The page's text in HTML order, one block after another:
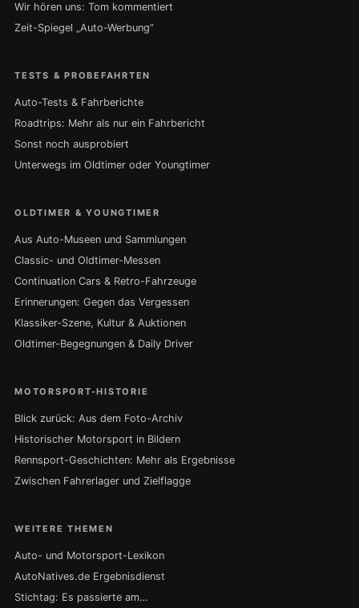
Wir hören uns: Tom kommentiert
Zeit-Spiegel „Auto-Werbung“
TESTS & PROBEFAHRTEN
Auto-Tests & Fahrberichte
Roadtrips: Mehr als nur ein Fahrbericht
Sonst noch ausprobiert
Unterwegs im Oldtimer oder Youngtimer
OLDTIMER & YOUNGTIMER
Aus Auto-Museen und Sammlungen
Classic- und Oldtimer-Messen
Continuation Cars & Retro-Fahrzeuge
Erinnerungen: Gegen das Vergessen
Klassiker-Szene, Kultur & Auktionen
Oldtimer-Begegnungen & Daily Driver
MOTORSPORT-HISTORIE
Blick zurück: Aus dem Foto-Archiv
Historischer Motorsport in Bildern
Rennsport-Geschichten: Mehr als Ergebnisse
Zwischen Fahrerlager und Zielflagge
WEITERE THEMEN
Auto- und Motorsport-Lexikon
AutoNatives.de Ergebnisdienst
Stichtag: Es passierte am…